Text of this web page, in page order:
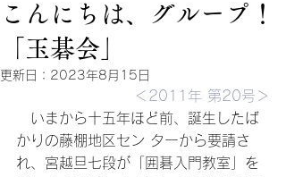
こんにちは、グループ！
「玉碁会」
更新日： 2023年8月15日
＜2011年 第20号＞
いまから十五年ほど前、誕生したば
かりの藤棚地区セン ターから要請さ
れ、宮越旦七段が「囲碁入門教室」を